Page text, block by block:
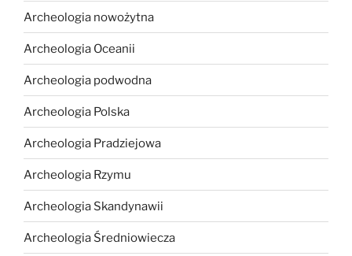
Archeologia nowożytna
Archeologia Oceanii
Archeologia podwodna
Archeologia Polska
Archeologia Pradziejowa
Archeologia Rzymu
Archeologia Skandynawii
Archeologia Średniowiecza